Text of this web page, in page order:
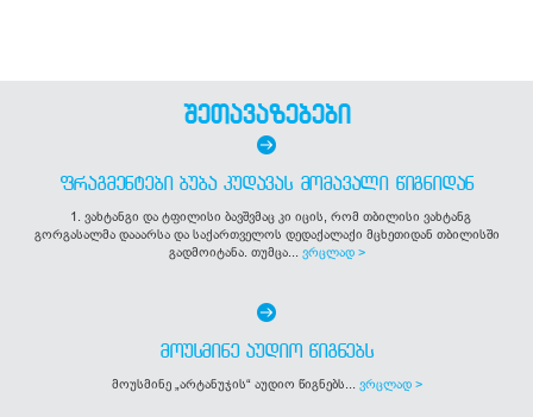
შეთავაზებები
ᲤᲠᲐᲒᲛᲔᲜᲢᲔᲑᲘ ᲑᲣᲑᲐ ᲙᲣᲓᲐᲕᲐᲡ ᲛᲝᲛᲐᲕᲐᲚᲘ ᲬᲘᲒᲜᲘᲓᲐᲜ
1. ვახტანგი და ტფილისი ბავშვმაც კი იცის, რომ თბილისი ვახტანგ
გორგასალმა დააარსა და საქართველოს დედაქალაქი მცხეთიდან თბილისში
გადმოიტანა. თუმცა... ვრცლად >
ᲛᲝᲣᲡᲛᲘᲜᲔ ᲐᲣᲓᲘᲝ ᲬᲘᲒᲜᲔᲑᲡ
მოუსმინე „არტანუჯის“ აუდიო წიგნებს... ვრცლად >